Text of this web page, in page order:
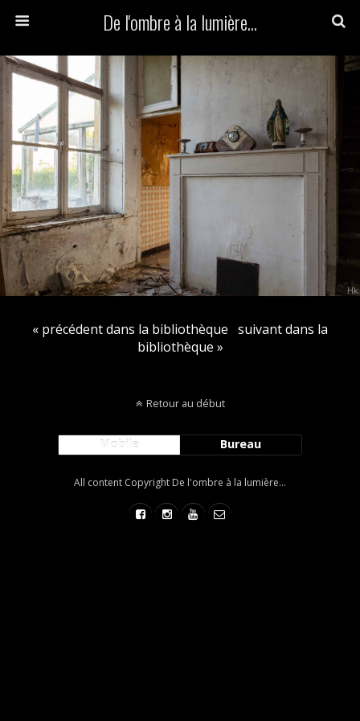
De l'ombre à la lumière...
« précédent dans la bibliothèque suivant dans la
bibliothèque »
Retour au début
Mobile Bureau
All content Copyright De l'ombre à la lumière...